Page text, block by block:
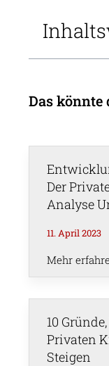
Das könnte
Der
Analyse
11. April 2023
Mehr
10
Privaten
Steigen